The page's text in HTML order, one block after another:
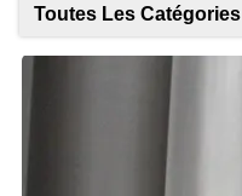
Toutes Les Catégories